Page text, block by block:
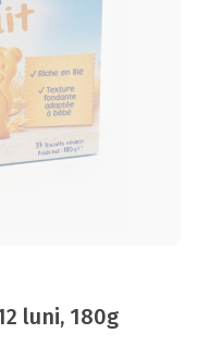
luni, 180g